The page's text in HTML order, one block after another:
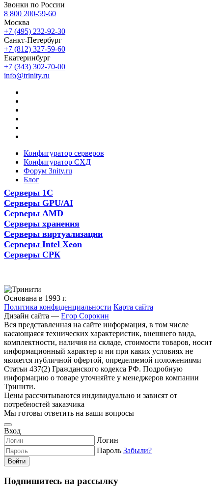
Звонки по России
8 800 200-59-60
Москва
+7 (495) 232-92-30
Санкт-Петербург
+7 (812) 327-59-60
Екатеринбург
+7 (343) 302-70-00
info@trinity.ru
Конфигуратор серверов
Конфигуратор СХД
Форум 3nity.ru
Блог
Серверы 1С
Серверы GPU/AI
Серверы AMD
Серверы хранения
Серверы виртуализации
Серверы Intel Xeon
Серверы СРК
Основана в 1993 г.
Политика конфиденциальности Карта сайта
Дизайн сайта — Егор Сорокин
Вся представленная на сайте информация, в том числе
касающаяся технических характеристик, внешнего вида,
комплектности, наличия на складе, стоимости товаров, носит
информационный характер и ни при каких условиях не
является публичной офертой, определяемой положениями
Статьи 437(2) Гражданского кодекса РФ. Подробную
информацию о товаре уточняйте у менеджеров компании
Тринити.
Цены рассчитываются индивидуально и зависят от
потребностей заказчика
Мы готовы ответить на ваши вопросы
Вход
Логин
Пароль Забыли?
Войти
Подпишитесь на рассылку